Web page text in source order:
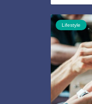
Lifestyle